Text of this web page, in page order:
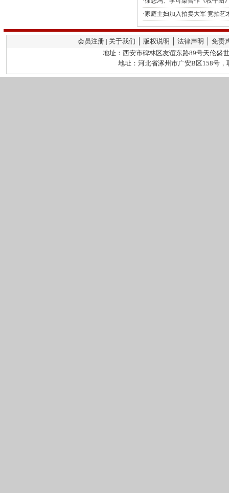
·家庭主妇加入拍卖大军 竞拍艺
会员注册 | 关于我们 │ 版权说明 │ 法律声明 │ 免
地址：西安市碑林区友谊东路89号天伦盛
地址：河北省涿州市广安B区158号